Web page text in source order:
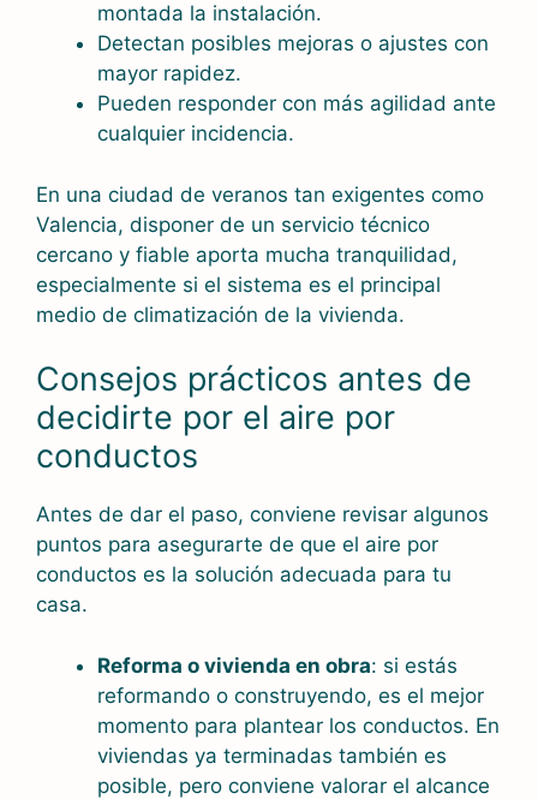
montada la instalación.
Detectan posibles mejoras o ajustes con
mayor rapidez.
Pueden responder con más agilidad ante
cualquier incidencia.
En una ciudad de veranos tan exigentes como
Valencia, disponer de un servicio técnico
cercano y fiable aporta mucha tranquilidad,
especialmente si el sistema es el principal
medio de climatización de la vivienda.
Consejos prácticos antes de
decidirte por el aire por
conductos
Antes de dar el paso, conviene revisar algunos
puntos para asegurarte de que el aire por
conductos es la solución adecuada para tu
casa.
Reforma o vivienda en obra: si estás
reformando o construyendo, es el mejor
momento para plantear los conductos. En
viviendas ya terminadas también es
posible, pero conviene valorar el alcance